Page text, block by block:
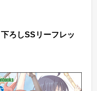
ろしSSリーフレッ